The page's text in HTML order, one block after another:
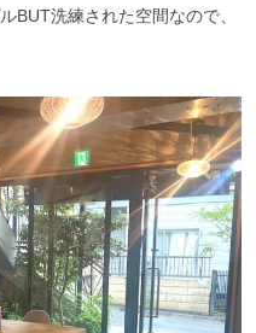
BUT洗練された空間なので、